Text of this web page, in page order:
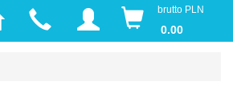
brutto PLN
0.00